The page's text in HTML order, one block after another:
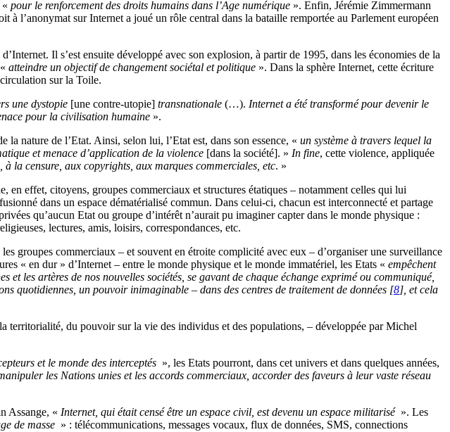
pour le renforcement des droits humains dans l’Age numérique ». Enfin, Jérémie Zimmermann
l’anonymat sur Internet a joué un rôle central dans la bataille remportée au Parlement européen
Il s’est ensuite développé avec son explosion, à partir de 1995, dans les économies de la
atteindre un objectif de changement sociétal et politique ». Dans la sphère Internet, cette écriture
sur la Toile.
une dystopie [une contre-utopie] transnationale (…). Internet a été transformé pour devenir le
pour la civilisation humaine ».
nature de l’Etat. Ainsi, selon lui, l’Etat est, dans son essence, « un système à travers lequel la
et menace d’application de la violence [dans la société]. » In fine, cette violence, appliquée
la censure, aux copyrights, aux marques commerciales, etc. »
en effet, citoyens, groupes commerciaux et structures étatiques – notamment celles qui lui
dans un espace dématérialisé commun. Dans celui-ci, chacun est interconnecté et partage
qu’aucun Etat ou groupe d’intérêt n’aurait pu imaginer capter dans le monde physique :
lectures, amis, loisirs, correspondances, etc.
groupes commerciaux – et souvent en étroite complicité avec eux – d’organiser une surveillance
« en dur » d’Internet – entre le monde physique et le monde immatériel, les Etats « empêchent
et les artères de nos nouvelles sociétés, se gavant de chaque échange exprimé ou communiqué,
quotidiennes, un pouvoir inimaginable – dans des centres de traitement de données [8] , et cela
territorialité, du pouvoir sur la vie des individus et des populations, – développée par Michel
et le monde des interceptés », les Etats pourront, dans cet univers et dans quelques années,
les Nations unies et les accords commerciaux, accorder des faveurs à leur vaste réseau
Assange, « Internet, qui était censé être un espace civil, est devenu un espace militarisé ». Les
de masse » : télécommunications, messages vocaux, flux de données, SMS, connections